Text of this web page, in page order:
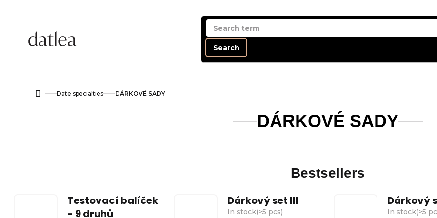
Search
HomeDate specialties DÁRKOVÉ SADY
DÁRKOVÉ SADY
Bestsellers
Testovací balíček
- 9 druhů
Dárkový set III
In stock(>5 pcs)
Dárkový
In stock(>5